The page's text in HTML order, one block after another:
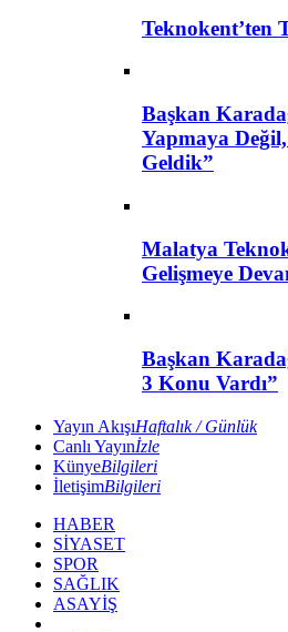
Teknokent’ten
Başkan
Yapmaya
Geldik”
Malatya
Gelişmeye
Başkan
3 Konu Vardı”
Yayın AkışıHaftalık / Günlük
Canlı Yayınİzle
KünyeBilgileri
İletişimBilgileri
HABER
SİYASET
SPOR
SAĞLIK
ASAYİŞ